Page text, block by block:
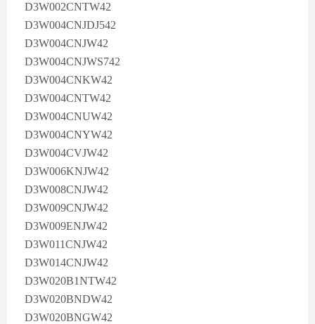
D3W002CNTW42
D3W004CNJDJ542
D3W004CNJW42
D3W004CNJWS742
D3W004CNKW42
D3W004CNTW42
D3W004CNUW42
D3W004CNYW42
D3W004CVJW42
D3W006KNJW42
D3W008CNJW42
D3W009CNJW42
D3W009ENJW42
D3W011CNJW42
D3W014CNJW42
D3W020B1NTW42
D3W020BNDW42
D3W020BNGW42